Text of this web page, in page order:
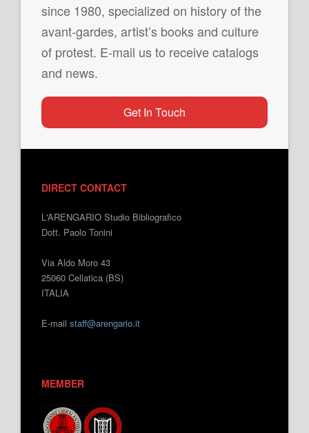
since 1980, specialized on history of the
avant-gardes, artist’s books and culture
of protest. E-mail us to receive catalogs
and news.
Get In Touch
DIRECT CONTACT
L'ARENGARIO Studio Bibliografico
Dott. Paolo Tonini
Via Aldo Moro 43
25060 Cellatica (BS)
ITALIA
E-mail staff@arengario.it
MEMBER